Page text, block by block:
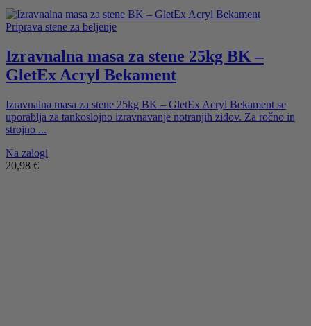
Priprava stene za beljenje
Izravnalna masa za stene 25kg BK –
GletEx Acryl Bekament
Izravnalna masa za stene 25kg BK – GletEx Acryl Bekament se
uporablja za tankoslojno izravnavanje notranjih zidov. Za ročno in
strojno ...
Na zalogi
20,98 €